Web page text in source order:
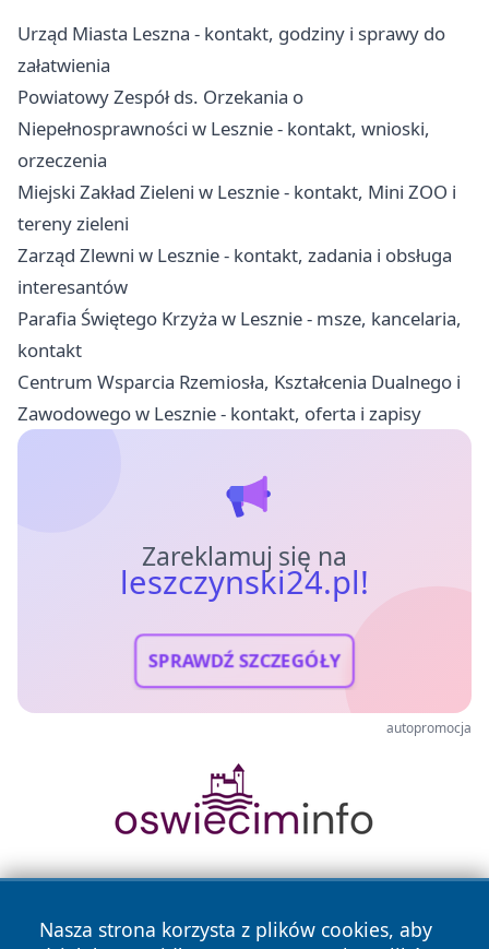
Urząd Miasta Leszna - kontakt, godziny i sprawy do
załatwienia
Powiatowy Zespół ds. Orzekania o
Niepełnosprawności w Lesznie - kontakt, wnioski,
orzeczenia
Miejski Zakład Zieleni w Lesznie - kontakt, Mini ZOO i
tereny zieleni
Zarząd Zlewni w Lesznie - kontakt, zadania i obsługa
interesantów
Parafia Świętego Krzyża w Lesznie - msze, kancelaria,
kontakt
Centrum Wsparcia Rzemiosła, Kształcenia Dualnego i
Zawodowego w Lesznie - kontakt, oferta i zapisy
Zareklamuj się na
leszczynski24.pl!
SPRAWDŹ SZCZEGÓŁY
autopromocja
Nasza strona korzysta z plików cookies, aby